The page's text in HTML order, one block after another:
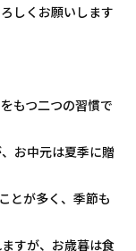
しくお願いします
もつ二つの習慣で
お中元は夏季に贈
とが多く、季節も
すが、お歳暮は食